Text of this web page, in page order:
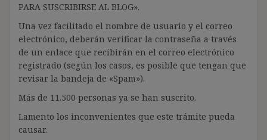
PARA SUSCRIBIRSE AL BLOG».
Una vez facilitado el nombre de usuario y el correo
electrónico, deberán verificar la contraseña a través
de un enlace que recibirán en el correo electrónico
registrado (según los casos, es posible que tengan que
revisar la bandeja de «Spam»).
Más de 11.500 personas ya se han suscrito.
Lamento los inconvenientes que este trámite pueda
causar.